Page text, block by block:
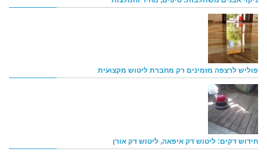
פוליש לרצפה מזמינים רק מחברת ליטוש מקצועית
חידוש דקים: ליטוש דק איפאה, ליטוש דק אורן